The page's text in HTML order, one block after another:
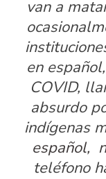
van a
en
COVID,
absurdo
indígenas
español,
teléfono